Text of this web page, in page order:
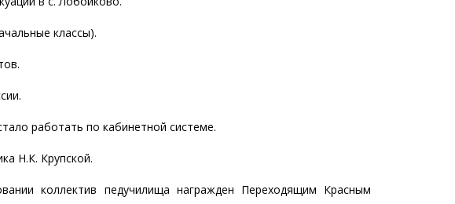
классы).
работать по кабинетной системе.
Н.К. Крупской.
коллектив педучилища награжден Переходящим Красным